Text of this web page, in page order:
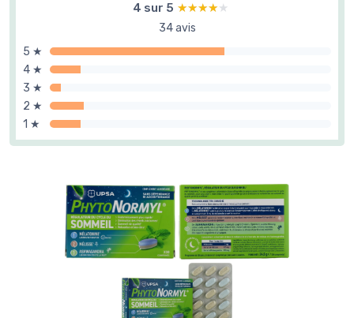
4 sur 5 ★★★★★
★★★★★
34 avis
5 ★
4 ★
3 ★
2 ★
1 ★